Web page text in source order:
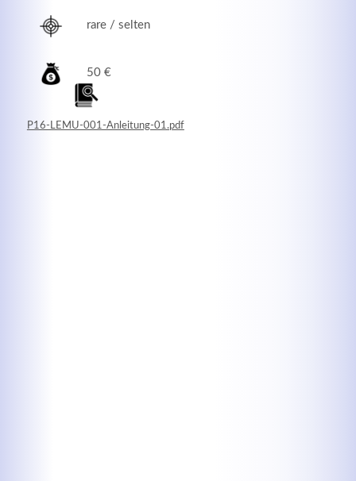
rare / selten
50 €
P16-LEMU-001-Anleitung-01.pdf
Modern & Simple